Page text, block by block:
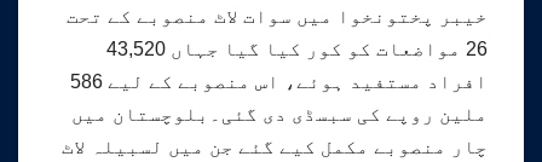
خیبر پختونخوا میں سوات لاٹ منصوبے کے تحت
26 مواضعات کو کور کیا گیا جہاں 43,520
افراد مستفید ہوئے، اس منصوبے کے لیے 586
ملین روپے کی سبسڈی دی گئی۔بلوچستان میں
چار منصوبے مکمل کیے گئے جن میں لسبیلہ لاٹ